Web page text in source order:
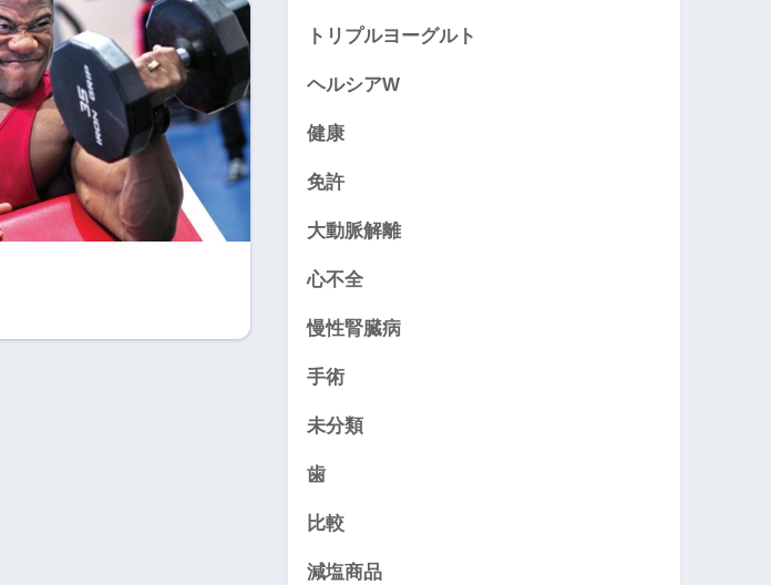
トリプルヨーグルト
ヘルシアW
健康
免許
大動脈解離
心不全
慢性腎臓病
手術
未分類
歯
比較
減塩商品